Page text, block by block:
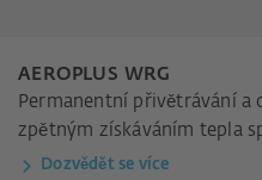
AEROPLUS WRG
Permanentní přivětrávání a
zpětným získáváním tepla
Dozvědět se více